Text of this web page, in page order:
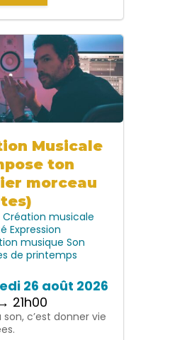
Musicale
ton
morceau
Création musicale
Expression
musique Son
de printemps
26 août 2026
21h00
c’est donner vie